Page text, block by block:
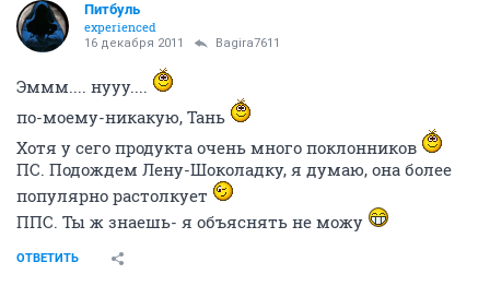
Питбуль
experienced
16 декабря 2011 Bagira7611
Эммм.... нууу....
по-моему-никакую, Тань
Хотя у сего продукта очень много поклонников
ПС. Подождем Лену-Шоколадку, я думаю, она более
популярно растолкует
ППС. Ты ж знаешь- я объяснять не можу
ОТВЕТИТЬ